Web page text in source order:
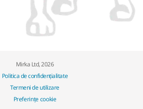
Mirka Ltd, 2026
Politica de confidențialitate
Termeni de utilizare
Preferințe cookie